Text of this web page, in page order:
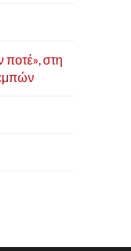
ποτέ», στη